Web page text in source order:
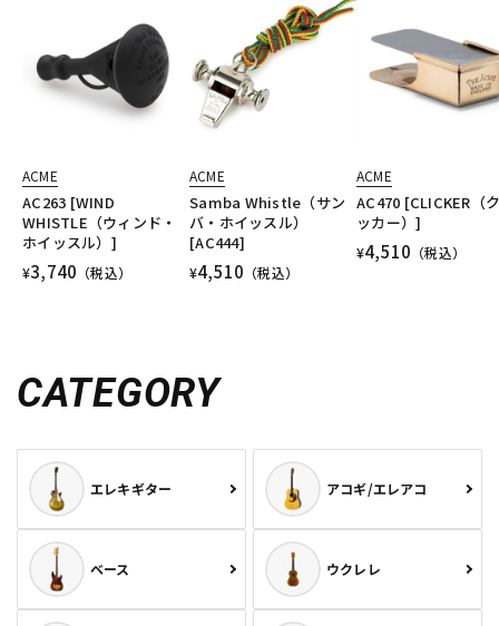
ACME
AC263 [WIND
WHISTLE（ウィンド・
ホイッスル）]
¥3,740 （税込）
ACME
Samba Whistle（サン
バ・ホイッスル）
[AC444]
¥4,510 （税込）
ACME
AC470 [CLICKER（
ッカー）]
¥4,510 （税込）
CATEGORY
エレキギター アコギ/エレアコ
ベース ウクレレ